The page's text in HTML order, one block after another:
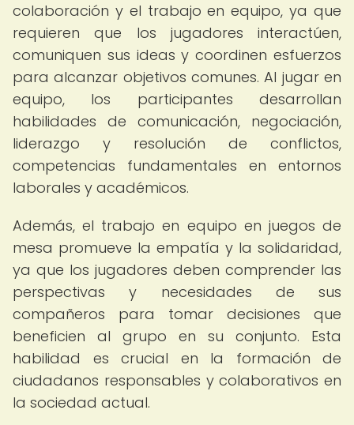
colaboración y el trabajo en equipo, ya que
requieren que los jugadores interactúen,
comuniquen sus ideas y coordinen esfuerzos
para alcanzar objetivos comunes. Al jugar en
equipo, los participantes desarrollan
habilidades de comunicación, negociación,
liderazgo y resolución de conflictos,
competencias fundamentales en entornos
laborales y académicos.
Además, el trabajo en equipo en juegos de
mesa promueve la empatía y la solidaridad,
ya que los jugadores deben comprender las
perspectivas y necesidades de sus
compañeros para tomar decisiones que
beneficien al grupo en su conjunto. Esta
habilidad es crucial en la formación de
ciudadanos responsables y colaborativos en
la sociedad actual.